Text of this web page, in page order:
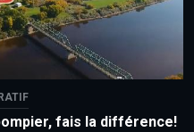
fais la différence!